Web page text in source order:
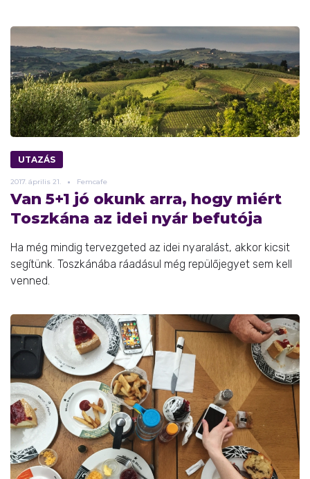
UTAZÁS
2017. április 21. Femcafe
Van 5+1 jó okunk arra, hogy miért
Toszkána az idei nyár befutója
Ha még mindig tervezgeted az idei nyaralást, akkor kicsit
segítünk. Toszkánába ráadásul még repülőjegyet sem kell
venned.